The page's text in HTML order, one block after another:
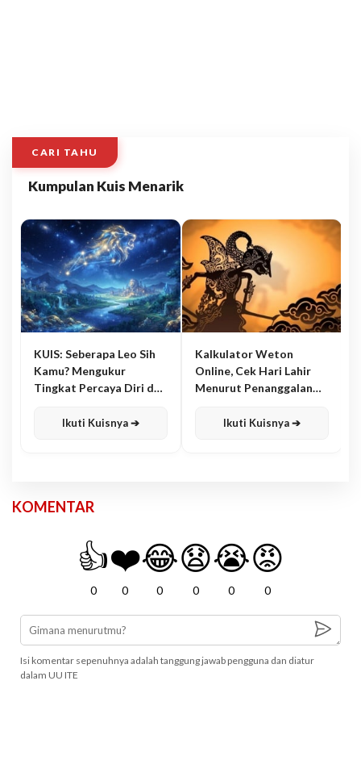
CARI TAHU
Kumpulan Kuis Menarik
KUIS: Seberapa Leo Sih
Kamu? Mengukur
Tingkat Percaya Diri dan
Ikuti Kuisnya ➔
Kalkulator Weton
Online, Cek Hari Lahir
Menurut Penanggalan
Ikuti Kuisnya ➔
KOMENTAR
👍
0
❤️
0
😂
0
😧
0
😭
0
😡
0
Isi komentar sepenuhnya adalah tanggung jawab pengguna dan diatur
dalam UU ITE